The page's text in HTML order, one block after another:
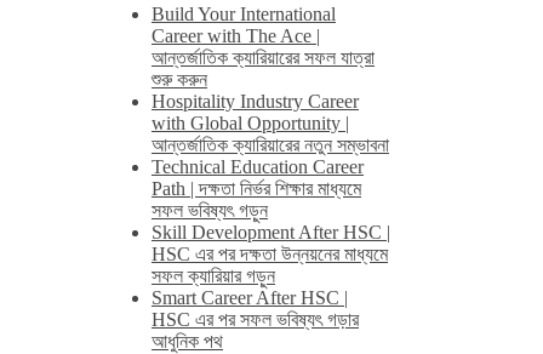
Build Your International
Career with The Ace |
আন্তর্জাতিক ক্যারিয়ারের সফল যাত্রা
শুরু করুন
Hospitality Industry Career
with Global Opportunity |
আন্তর্জাতিক ক্যারিয়ারের নতুন সম্ভাবনা
Technical Education Career
Path | দক্ষতা নির্ভর শিক্ষার মাধ্যমে
সফল ভবিষ্যৎ গড়ুন
Skill Development After HSC |
HSC এর পর দক্ষতা উন্নয়নের মাধ্যমে
সফল ক্যারিয়ার গড়ুন
Smart Career After HSC |
HSC এর পর সফল ভবিষ্যৎ গড়ার
আধুনিক পথ